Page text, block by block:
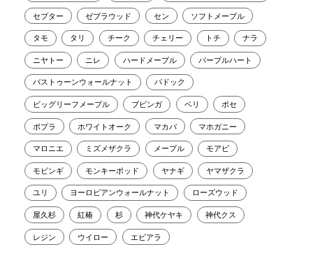
セプター ゼブラウッド セン ソフトメープル
タモ タリ チーク チェリー トチ ナラ
ニヤトー ニレ ハードメープル パープルハート
バストゥーンウォールナット パドック
ビッグリーフメープル ブビンガ ベリ ボセ
ポプラ ホワイトオーク マカバ マホガニー
マロニエ ミズメザクラ メープル モアビ
モビンギ モンキーポッド ヤナギ ヤマザクラ
ユリ ヨーロピアンウォールナット ローズウッド
屋久杉 紅椿 杉 神代ケヤキ 神代クス
レジン ウイロー エビアラ